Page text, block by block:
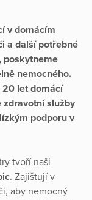
v domácím
a další potřebné
poskytneme
nemocného.
20 let domácí
zdravotní služby
podporu v
tvoří naši
. Zajištují v
aby nemocný